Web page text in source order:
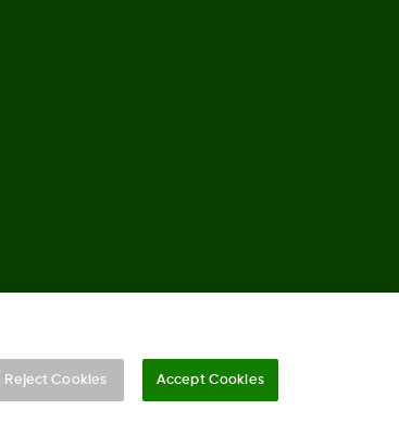
Reject Cookies Accept Cookies